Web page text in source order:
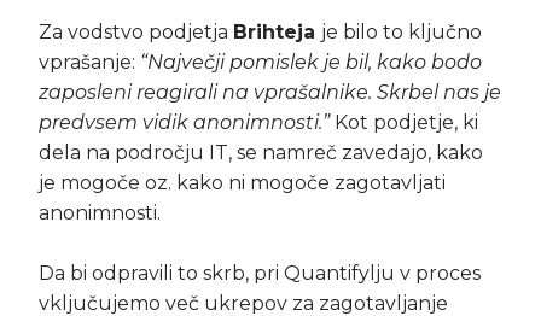
Za vodstvo podjetja Brihteja je bilo to ključno
vprašanje: “Največji pomislek je bil, kako bodo
zaposleni reagirali na vprašalnike. Skrbel nas je
predvsem vidik anonimnosti.” Kot podjetje, ki
dela na področju IT, se namreč zavedajo, kako
je mogoče oz. kako ni mogoče zagotavljati
anonimnosti.
Da bi odpravili to skrb, pri Quantifylju v proces
vključujemo več ukrepov za zagotavljanje